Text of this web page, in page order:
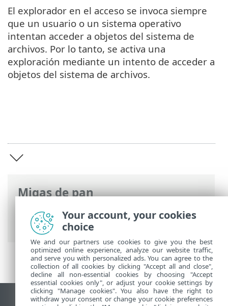
Migas de pan
Ayuda en línea de ESET> ESET Server
Security for Linux
Introducción
El explorador en el acceso se invoca siempre
que un usuario o un sistema operativo
intentan acceder a objetos del sistema de
archivos. Por lo tanto, se activa una
exploración mediante un intento de acceder a
objetos del sistema de archivos.
Your account, your cookies
choice
We and our partners use cookies to give you the best
optimized online experience, analyze our website traffic,
and serve you with personalized ads. You can agree to the
collection of all cookies by clicking "Accept all and close",
decline all non-essential cookies by choosing "Accept
essential cookies only", or adjust your cookie settings by
clicking "Manage cookies". You also have the right to
withdraw your consent or change your cookie preferences